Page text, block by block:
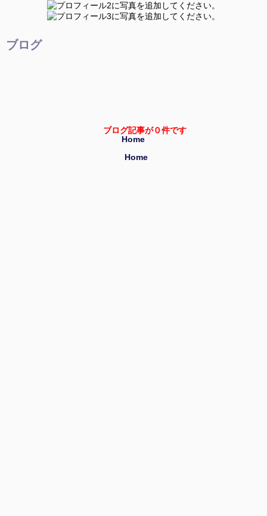
ブログ
ブログ記事が０件です
Home
Home